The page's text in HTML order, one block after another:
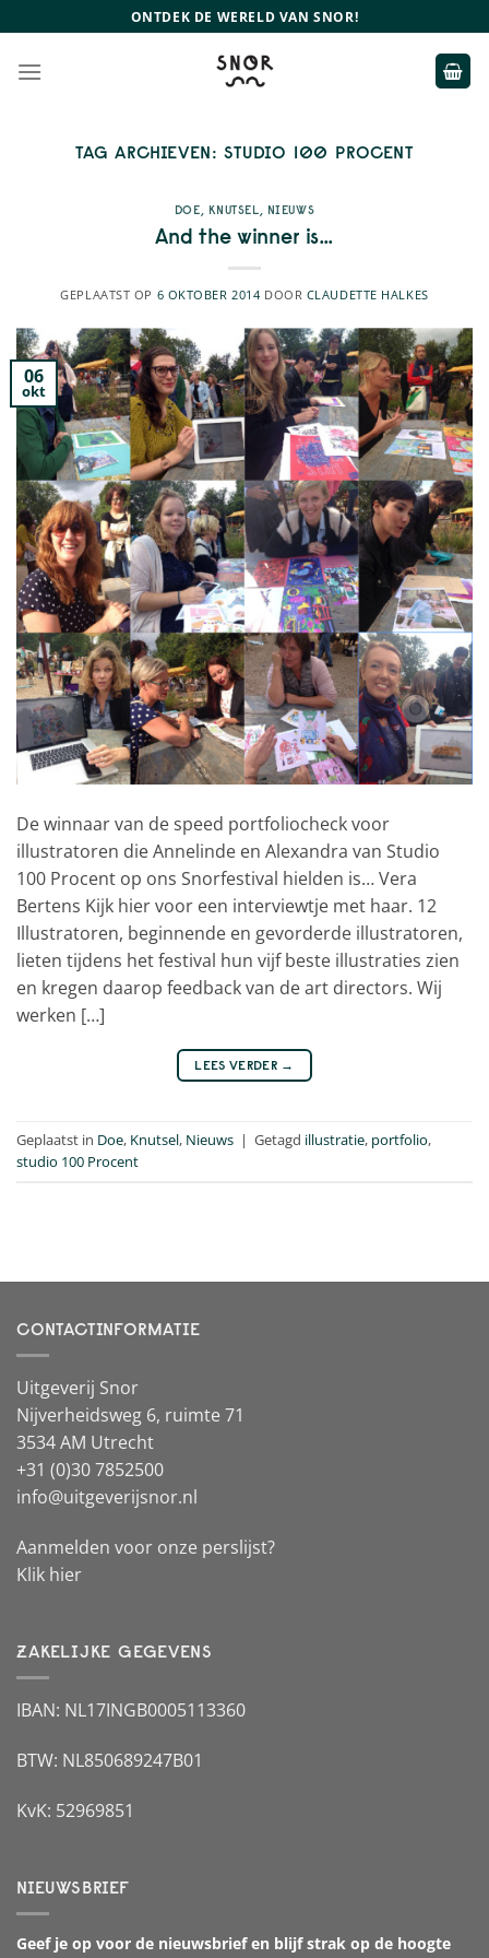
naar
inhoud
ONTDEK DE WERELD VAN SNOR!
TAG ARCHIEVEN:STUDIO 100 PROCENT
DOE, KNUTSEL, NIEUWS
And the winner is…
GEPLAATST OP 6 OKTOBER 2014 DOOR CLAUDETTE HALKES
06
okt
De winnaar van de speed portfoliocheck voor
illustratoren die Annelinde en Alexandra van Studio
100 Procent op ons Snorfestival hielden is… Vera
Bertens Kijk hier voor een interviewtje met haar. 12
Illustratoren, beginnende en gevorderde illustratoren,
lieten tijdens het festival hun vijf beste illustraties zien
en kregen daarop feedback van de art directors. Wij
werken […]
LEES VERDER →
Geplaatst in Doe, Knutsel, Nieuws | Getagd illustratie, portfolio,
studio 100 Procent
CONTACTINFORMATIE
Uitgeverij Snor
Nijverheidsweg 6, ruimte 71
3534 AM Utrecht
+31 (0)30 7852500
info@uitgeverijsnor.nl
Aanmelden voor onze perslijst?
Klik hier
ZAKELIJKE GEGEVENS
IBAN: NL17INGB0005113360
BTW: NL850689247B01
KvK: 52969851
NIEUWSBRIEF
Geef je op voor de nieuwsbrief en blijf strak op de hoogte